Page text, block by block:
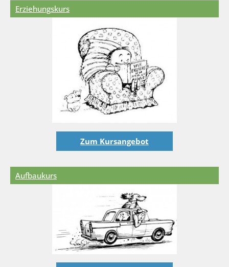
Erziehungskurs
Zum Kursangebot
Aufbaukurs